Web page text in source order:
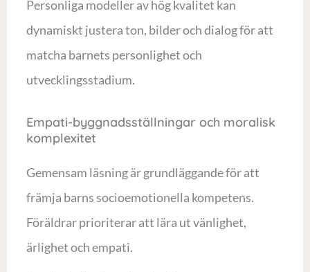
Personliga modeller av hög kvalitet kan
dynamiskt justera ton, bilder och dialog för att
matcha barnets personlighet och
utvecklingsstadium.
Empati-byggnadsställningar och moralisk
komplexitet
Gemensam läsning är grundläggande för att
främja barns socioemotionella kompetens.
Föräldrar prioriterar att lära ut vänlighet,
ärlighet och empati.